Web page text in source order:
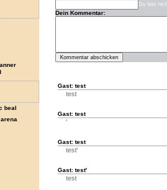
Du bist
Dein Kommentar:
Gast: test
test
Gast: test
'
Gast: test
test'
Gast: test'
test